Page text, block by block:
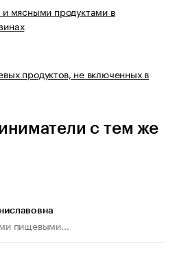
мясными продуктами в
продуктов, не включенных в
с тем же
пищевыми...